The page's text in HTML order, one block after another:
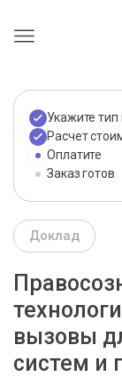
Укажите
Расчет
Оплатите
Заказ готов
Доклад
вызовы
систем и